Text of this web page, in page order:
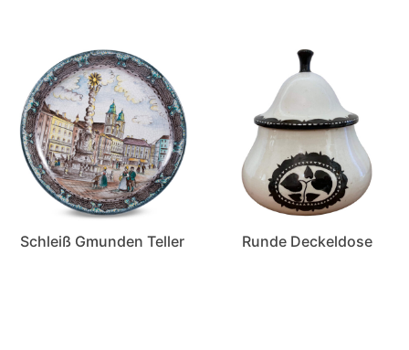
Schleiß Gmunden Teller Runde Deckeldose